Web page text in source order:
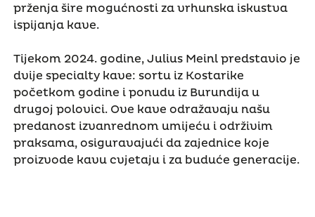
prženja šire mogućnosti za vrhunska iskustva
ispijanja kave.
Tijekom 2024. godine, Julius Meinl predstavio je
dvije specialty kave: sortu iz Kostarike
početkom godine i ponudu iz Burundija u
drugoj polovici. Ove kave odražavaju našu
predanost izvanrednom umijeću i održivim
praksama, osiguravajući da zajednice koje
proizvode kavu cvjetaju i za buduće generacije.